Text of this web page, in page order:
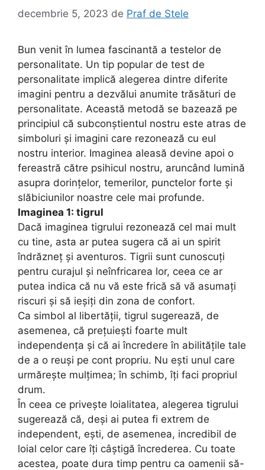
decembrie 5, 2023 de Praf de Stele
Bun venit în lumea fascinantă a testelor de
personalitate. Un tip popular de test de
personalitate implică alegerea dintre diferite
imagini pentru a dezvălui anumite trăsături de
personalitate. Această metodă se bazează pe
principiul că subconștientul nostru este atras de
simboluri și imagini care rezonează cu eul
nostru interior. Imaginea aleasă devine apoi o
fereastră către psihicul nostru, aruncând lumină
asupra dorințelor, temerilor, punctelor forte și
slăbiciunilor noastre cele mai profunde.
Imaginea 1: tigrul
Dacă imaginea tigrului rezonează cel mai mult
cu tine, asta ar putea sugera că ai un spirit
îndrăzneț și aventuros. Tigrii sunt cunoscuți
pentru curajul și neînfricarea lor, ceea ce ar
putea indica că nu vă este frică să vă asumați
riscuri și să ieșiți din zona de confort.
Ca simbol al libertății, tigrul sugerează, de
asemenea, că prețuiești foarte mult
independența și că ai încredere în abilitățile tale
de a o reuși pe cont propriu. Nu ești unul care
urmărește mulțimea; în schimb, îți faci propriul
drum.
În ceea ce privește loialitatea, alegerea tigrului
sugerează că, deși ai putea fi extrem de
independent, ești, de asemenea, incredibil de
loial celor care îți câștigă încrederea. Cu toate
acestea, poate dura timp pentru ca oamenii să-